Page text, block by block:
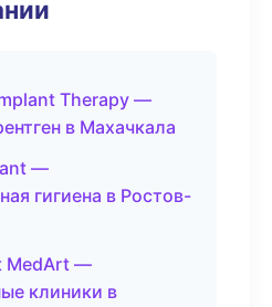
Therapy —
в Махачкала
—
гигиена в Ростов-
MedArt —
клиники в